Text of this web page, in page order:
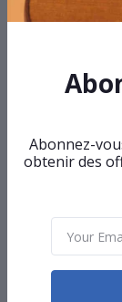
Abonnez-
obtenir des